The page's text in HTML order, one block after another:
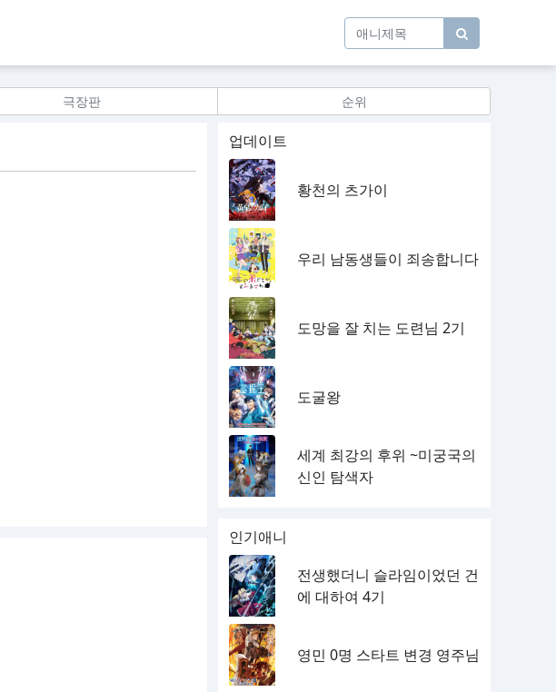
극장판 순위
업데이트
황천의 츠가이
우리 남동생들이 죄송합니다
도망을 잘 치는 도련님 2기
도굴왕
세계 최강의 후위 ~미궁국의
신인 탐색자
인기애니
전생했더니 슬라임이었던 건
에 대하여 4기
영민 0명 스타트 변경 영주님